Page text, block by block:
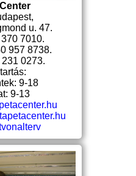
u. 47.
7010.
957 8738.
0273.
9-18
9-13